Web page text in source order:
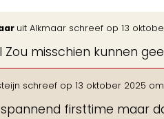
uit Alkmaar schreef op 13
misschien kunnen
schreef op 13 oktober 2025 om
firsttime maar